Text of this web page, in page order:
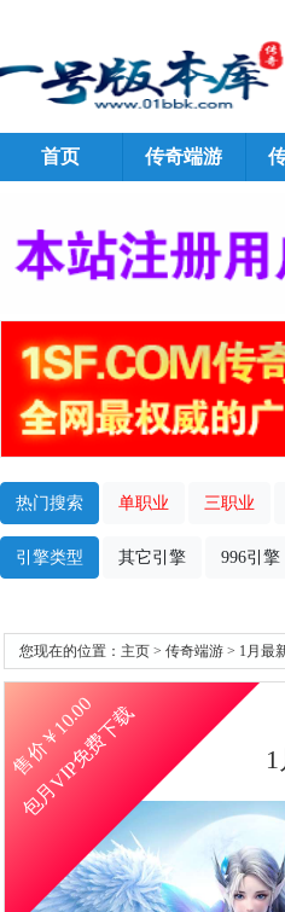
首页 传奇端游
热门搜索 单职业 三职业
引擎类型 其它引擎 996引擎
您现在的位置： 主页 > 传奇端游 > 1月最
售价￥
10.00
包月VIP免费下载